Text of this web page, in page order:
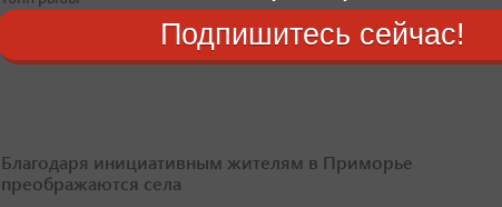
Благодаря инициативным жителям в Приморье
преображаются села
Подпишитесь сейчас!